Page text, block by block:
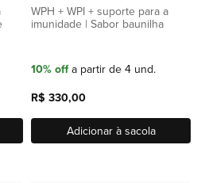
WPH + WPI + suporte para a
imunidade | Sabor baunilha
10% offa partir de 4 und.
R$ 330,00
Adicionar à sacola